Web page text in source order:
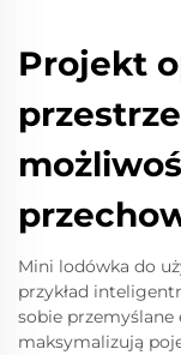
Projekt
Mini lodówka do
przykład
sobie
maksymalizują